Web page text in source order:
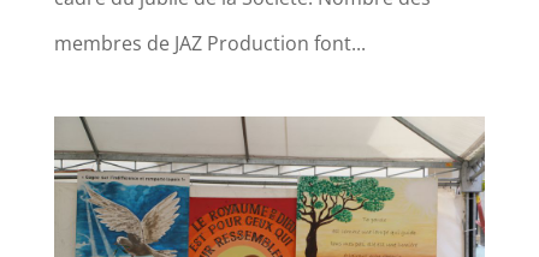
membres de JAZ Production font...